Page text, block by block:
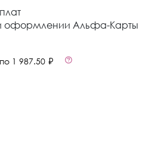
оформлении Альфа-Карты
1 987.50 ₽